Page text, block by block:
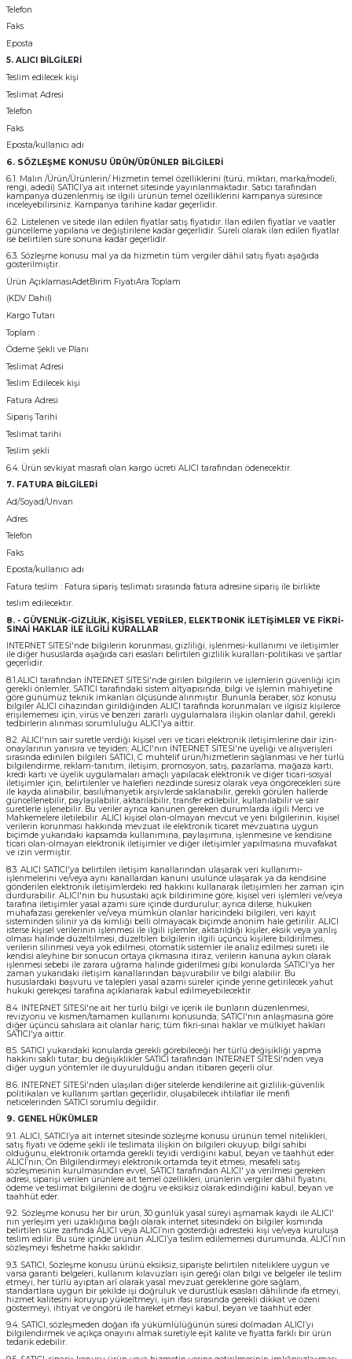
Telefon
Faks
Eposta
5. ALICI BİLGİLERİ
Teslim edilecek kişi
Teslimat Adresi
Telefon
Faks
Eposta/kullanıcı adı
6. SÖZLEŞME KONUSU ÜRÜN/ÜRÜNLER BİLGİLERİ
6.1. Malın /Ürün/Ürünlerin/ Hizmetin temel özelliklerini (türü, miktarı, marka/modeli,
rengi, adedi) SATICI’ya ait internet sitesinde yayınlanmaktadır. Satıcı tarafından
kampanya düzenlenmiş ise ilgili ürünün temel özelliklerini kampanya süresince
inceleyebilirsiniz. Kampanya tarihine kadar geçerlidir.
6.2. Listelenen ve sitede ilan edilen fiyatlar satış fiyatıdır. İlan edilen fiyatlar ve vaatler
güncelleme yapılana ve değiştirilene kadar geçerlidir. Süreli olarak ilan edilen fiyatlar
ise belirtilen süre sonuna kadar geçerlidir.
6.3. Sözleşme konusu mal ya da hizmetin tüm vergiler dâhil satış fiyatı aşağıda
gösterilmiştir.
Ürün AçıklamasıAdetBirim FiyatıAra Toplam
(KDV Dahil)
Kargo Tutarı
Toplam :
Ödeme Şekli ve Planı
Teslimat Adresi
Teslim Edilecek kişi
Fatura Adresi
Sipariş Tarihi
Teslimat tarihi
Teslim şekli
6.4. Ürün sevkiyat masrafı olan kargo ücreti ALICI tarafından ödenecektir.
7. FATURA BİLGİLERİ
Ad/Soyad/Unvan
Adres
Telefon
Faks
Eposta/kullanıcı adı
Fatura teslim : Fatura sipariş teslimatı sırasında fatura adresine sipariş ile birlikte
teslim edilecektir.
8. - GÜVENLİK-GİZLİLİK, KİŞİSEL VERİLER, ELEKTRONİK İLETİŞİMLER VE FİKRİ-
SINAİ HAKLAR İLE İLGİLİ KURALLAR
INTERNET SİTESİ'nde bilgilerin korunması, gizliliği, işlenmesi-kullanımı ve iletişimler
ile diğer hususlarda aşağıda cari esasları belirtilen gizlilik kuralları-politikası ve şartlar
geçerlidir.
8.1.ALICI tarafından İNTERNET SİTESİ'nde girilen bilgilerin ve işlemlerin güvenliği için
gerekli önlemler, SATICI tarafındaki sistem altyapısında, bilgi ve işlemin mahiyetine
göre günümüz teknik imkanları ölçüsünde alınmıştır. Bununla beraber, söz konusu
bilgiler ALICI cihazından girildiğinden ALICI tarafında korunmaları ve ilgisiz kişilerce
erişilememesi için, virüs ve benzeri zararlı uygulamalara ilişkin olanlar dahil, gerekli
tedbirlerin alınması sorumluluğu ALICI'ya aittir.
8.2. ALICI'nın sair suretle verdiği kişisel veri ve ticari elektronik iletişimlerine dair izin-
onaylarının yanısıra ve teyiden; ALICI'nın İNTERNET SİTESİ'ne üyeliği ve alışverişleri
sırasında edinilen bilgileri SATICI, C muhtelif ürün/hizmetlerin sağlanması ve her türlü
bilgilendirme, reklam-tanıtım, iletişim, promosyon, satış, pazarlama, mağaza kartı,
kredi kartı ve üyelik uygulamaları amaçlı yapılacak elektronik ve diğer ticari-sosyal
iletişimler için, belirtilenler ve halefleri nezdinde süresiz olarak veya öngörecekleri süre
ile kayda alınabilir, basılı/manyetik arşivlerde saklanabilir, gerekli görülen hallerde
güncellenebilir, paylaşılabilir, aktarılabilir, transfer edilebilir, kullanılabilir ve sair
suretlerle işlenebilir. Bu veriler ayrıca kanunen gereken durumlarda ilgili Merci ve
Mahkemelere iletilebilir. ALICI kişisel olan-olmayan mevcut ve yeni bilgilerinin, kişisel
verilerin korunması hakkında mevzuat ile elektronik ticaret mevzuatına uygun
biçimde yukarıdaki kapsamda kullanımına, paylaşımına, işlenmesine ve kendisine
ticari olan-olmayan elektronik iletişimler ve diğer iletişimler yapılmasına muvafakat
ve izin vermiştir.
8.3. ALICI SATICI'ya belirtilen iletişim kanallarından ulaşarak veri kullanımı-
işlenmelerini ve/veya aynı kanallardan kanuni usulünce ulaşarak ya da kendisine
gönderilen elektronik iletişimlerdeki red hakkını kullanarak iletişimleri her zaman için
durdurabilir. ALICI'nın bu husustaki açık bildirimine göre, kişisel veri işlemleri ve/veya
tarafına iletişimler yasal azami süre içinde durdurulur; ayrıca dilerse, hukuken
muhafazası gerekenler ve/veya mümkün olanlar haricindeki bilgileri, veri kayıt
sisteminden silinir ya da kimliği belli olmayacak biçimde anonim hale getirilir. ALICI
isterse kişisel verilerinin işlenmesi ile ilgili işlemler, aktarıldığı kişiler, eksik veya yanlış
olması halinde düzeltilmesi, düzeltilen bilgilerin ilgili üçüncü kişilere bildirilmesi,
verilerin silinmesi veya yok edilmesi, otomatik sistemler ile analiz edilmesi sureti ile
kendisi aleyhine bir sonucun ortaya çıkmasına itiraz, verilerin kanuna aykırı olarak
işlenmesi sebebi ile zarara uğrama halinde giderilmesi gibi konularda SATICI'ya her
zaman yukarıdaki iletişim kanallarından başvurabilir ve bilgi alabilir. Bu
hususlardaki başvuru ve talepleri yasal azami süreler içinde yerine getirilecek yahut
hukuki gerekçesi tarafına açıklanarak kabul edilmeyebilecektir.
8.4. INTERNET SİTESİ'ne ait her türlü bilgi ve içerik ile bunların düzenlenmesi,
revizyonu ve kısmen/tamamen kullanımı konusunda; SATICI'nın anlaşmasına göre
diğer üçüncü sahıslara ait olanlar hariç; tüm fikri-sınai haklar ve mülkiyet hakları
SATICI'ya aittir.
8.5. SATICI yukarıdaki konularda gerekli görebileceği her türlü değişikliği yapma
hakkını saklı tutar; bu değişiklikler SATICI tarafından INTERNET SİTESİ'nden veya
diğer uygun yöntemler ile duyurulduğu andan itibaren geçerli olur.
8.6. INTERNET SİTESİ'nden ulaşılan diğer sitelerde kendilerine ait gizlilik-güvenlik
politikaları ve kullanım şartları geçerlidir, oluşabilecek ihtilaflar ile menfi
neticelerinden SATICI sorumlu değildir.
9. GENEL HÜKÜMLER
9.1. ALICI, SATICI’ya ait internet sitesinde sözleşme konusu ürünün temel nitelikleri,
satış fiyatı ve ödeme şekli ile teslimata ilişkin ön bilgileri okuyup, bilgi sahibi
olduğunu, elektronik ortamda gerekli teyidi verdiğini kabul, beyan ve taahhüt eder.
ALICI’nın; Ön Bilgilendirmeyi elektronik ortamda teyit etmesi, mesafeli satış
sözleşmesinin kurulmasından evvel, SATICI tarafından ALICI' ya verilmesi gereken
adresi, siparişi verilen ürünlere ait temel özellikleri, ürünlerin vergiler dâhil fiyatını,
ödeme ve teslimat bilgilerini de doğru ve eksiksiz olarak edindiğini kabul, beyan ve
taahhüt eder.
9.2. Sözleşme konusu her bir ürün, 30 günlük yasal süreyi aşmamak kaydı ile ALICI'
nın yerleşim yeri uzaklığına bağlı olarak internet sitesindeki ön bilgiler kısmında
belirtilen süre zarfında ALICI veya ALICI’nın gösterdiği adresteki kişi ve/veya kuruluşa
teslim edilir. Bu süre içinde ürünün ALICI’ya teslim edilememesi durumunda, ALICI’nın
sözleşmeyi feshetme hakkı saklıdır.
9.3. SATICI, Sözleşme konusu ürünü eksiksiz, siparişte belirtilen niteliklere uygun ve
varsa garanti belgeleri, kullanım kılavuzları işin gereği olan bilgi ve belgeler ile teslim
etmeyi, her türlü ayıptan arî olarak yasal mevzuat gereklerine göre sağlam,
standartlara uygun bir şekilde işi doğruluk ve dürüstlük esasları dâhilinde ifa etmeyi,
hizmet kalitesini koruyup yükseltmeyi, işin ifası sırasında gerekli dikkat ve özeni
göstermeyi, ihtiyat ve öngörü ile hareket etmeyi kabul, beyan ve taahhüt eder.
9.4. SATICI, sözleşmeden doğan ifa yükümlülüğünün süresi dolmadan ALICI’yı
bilgilendirmek ve açıkça onayını almak suretiyle eşit kalite ve fiyatta farklı bir ürün
tedarik edebilir.